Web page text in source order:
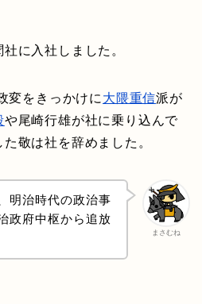
に入社しました。
変をきっかけに 大隈重信派が
や尾崎行雄が社に乗り込んで
敬は社を辞めました。
まさむね
明治時代の政治事
政府中枢から追放